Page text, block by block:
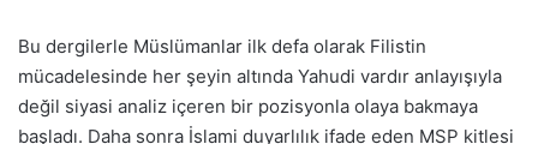
Bu dergilerle Müslümanlar ilk defa olarak Filistin
mücadelesinde her şeyin altında Yahudi vardır anlayışıyla
değil siyasi analiz içeren bir pozisyonla olaya bakmaya
başladı. Daha sonra İslami duyarlılık ifade eden MSP kitlesi